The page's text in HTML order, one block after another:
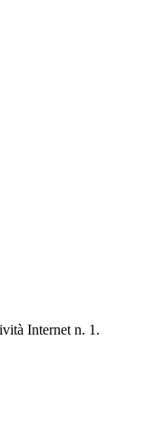
Internet n. 1.